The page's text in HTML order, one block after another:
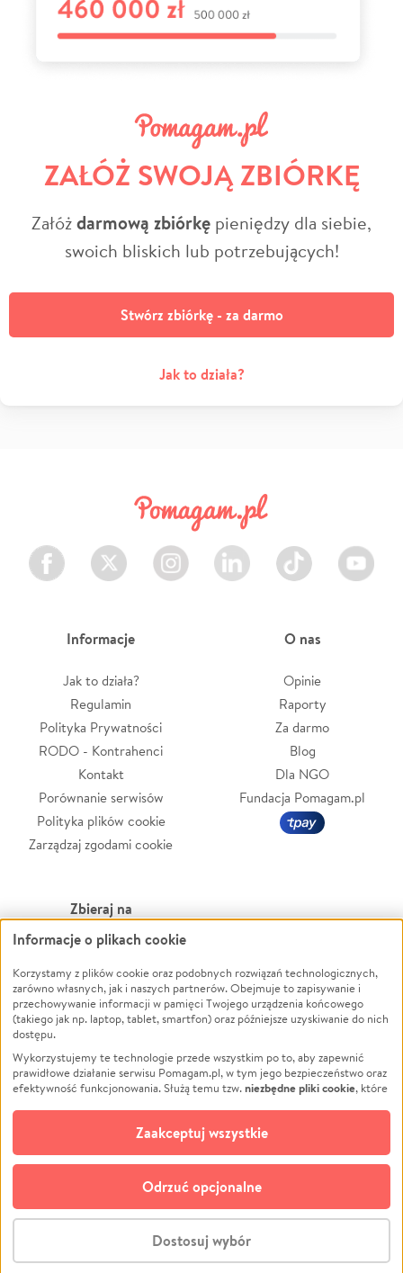
ZAŁÓŻ SWOJĄ ZBIÓRKĘ
Załóżdarmową zbiórkę pieniędzy dla siebie,
swoich bliskich lub potrzebujących!
Stwórz zbiórkę - za darmo
Jak to działa?
Stwórz zbiórkę - za darmo
Facebook Twitter Instagram LinkedIn TikTok Youtube
Informacje
Jak to działa?
Regulamin
Polityka Prywatności
RODO - Kontrahenci
Kontakt
Porównanie serwisów
Polityka plików cookie
Zarządzaj zgodami cookie
O nas
Opinie
Raporty
Za darmo
Blog
Dla NGO
Fundacja Pomagam.pl
Zbieraj na
Leczenie
Zwierzęta
Pożar
Ukraina
Pomoc Finansowa
Projekty
Pogrzeb
Społeczność lokalna
Kultura
Powódź
Wichura
NGO
Edukacja
Podróż
Impreza
Ochrona środowiska
Biznes
© CROWDING SP. Z O.O.
Informacje o plikach cookie
Korzystamy z plików cookie oraz podobnych rozwiązań technologicznych,
zarówno własnych, jak i naszych partnerów. Obejmuje to zapisywanie i
przechowywanie informacji w pamięci Twojego urządzenia końcowego
(takiego jak np. laptop, tablet, smartfon) oraz późniejsze uzyskiwanie do nich
dostępu.
Wykorzystujemy te technologie przede wszystkim po to, aby zapewnić
prawidłowe działanie serwisu Pomagam.pl, w tym jego bezpieczeństwo oraz
efektywność funkcjonowania. Służą temu tzw.niezbędne pliki cookie, które
opcjonalnych plików cookie
technologii do celów analitycznych i retargetingowych. Możesz wyrazić
zgodę na ich stosowanie lub jej odmówić. W dowolnym momencie masz
możliwość zmiany swoich preferencji na stronie „Zarządzaj zgodami cookie”,
do której link znajdziesz w stopce serwisu Pomagam.pl. Opcjonalne pliki
cookie wykorzystywane są w następujących celach:
działanie serwisu Pomagam.pl. Dzięki nim możemy zrozumieć, jak
użytkownicy korzystają z naszego serwisu – skąd trafiają do serwisu, jak
Dostosuj wybór
Odrzuć opcjonalne
Zaakceptuj wszystkie